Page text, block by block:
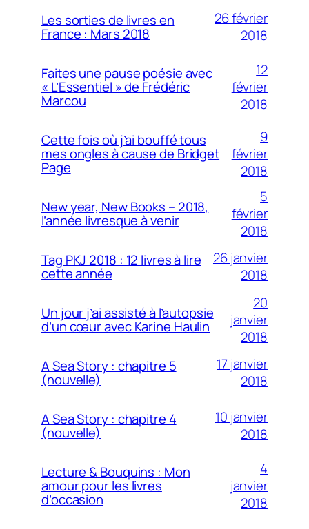
Les sorties de livres en
France : Mars 2018
26 février
2018
Faites une pause poésie avec
« L’Essentiel » de Frédéric
Marcou
12
février
2018
Cette fois où j’ai bouffé tous
mes ongles à cause de Bridget
Page
9
février
2018
New year, New Books – 2018,
l’année livresque à venir
5
février
2018
Tag PKJ 2018 : 12 livres à lire
cette année
26 janvier
2018
Un jour j’ai assisté à l’autopsie
d’un cœur avec Karine Haulin
20
janvier
2018
A Sea Story : chapitre 5
(nouvelle)
17 janvier
2018
A Sea Story : chapitre 4
(nouvelle)
10 janvier
2018
Lecture & Bouquins : Mon
amour pour les livres
d’occasion
4
janvier
2018